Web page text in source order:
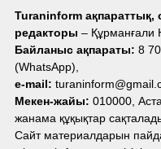
Turaninform
редакторы – Құрманғали
Байланыс ақпараты: 8
(WhatsApp),
e-mail:
Мекен-жайы: 010000,
жанама құқықтар
Сайт материалдарын